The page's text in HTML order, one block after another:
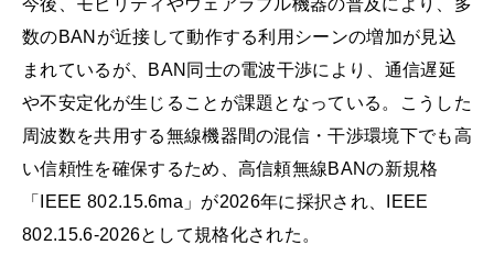
今後、モビリティやウェアラブル機器の普及により、多
数のBANが近接して動作する利用シーンの増加が見込
まれているが、BAN同士の電波干渉により、通信遅延
や不安定化が生じることが課題となっている。こうした
周波数を共用する無線機器間の混信・干渉環境下でも高
い信頼性を確保するため、高信頼無線BANの新規格
「IEEE 802.15.6ma」が2026年に採択され、IEEE
802.15.6-2026として規格化された。